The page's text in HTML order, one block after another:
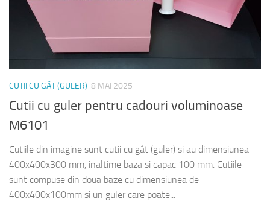
CUTII CU GÂT (GULER) 8 MAI 2025
Cutii cu guler pentru cadouri voluminoase
M6101
Cutiile din imagine sunt cutii cu gât (guler) si au dimensiunea
400x400x300 mm, inaltime baza si capac 100 mm. Cutiile
sunt compuse din doua baze cu dimensiunea de
400x400x100mm si un guler care poate...